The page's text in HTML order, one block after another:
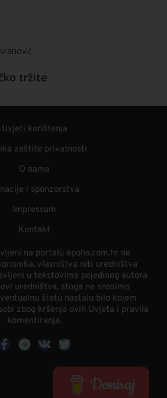
tržite
Uvjeti korištenja
zaštite privatnosti
O nama
i sponzorstva
Impressum
Kontakt
na portalu epoha.com.hr ne
vlasništva niti uredništva
u tekstovima pojedinog autora
uredništva, stoga ne snosimo
štetu nastalu bilo kojem
zbog kršenja ovih Uvjeta i pravila
komentiranja.